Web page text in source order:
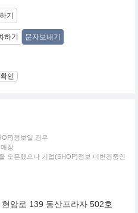
기
하기 문자보내기
인
정보일 경우
장
오픈했으나 기업(SHOP)정보 미변경중인
암로 139 동산프라자 502호